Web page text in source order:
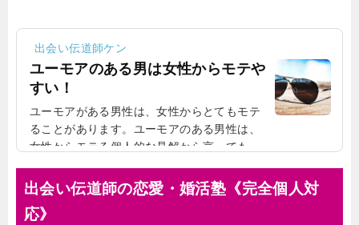
出会い伝道師ケン
ユーモアのある男は女性からモテや
すい！
ユーモアがある男性は、女性からとてもモテ
ることがあります。ユーモアのある男性は、
女性からモテる個人的な見解から言っても、
す。イケメンだけがモテるわけではない女性
からモテる男性といえば、イケメンを思い浮
かべるかもしれませんが、必ずしもイケメン
出会い伝道師の恋愛・婚活塾《完全個人対
応》